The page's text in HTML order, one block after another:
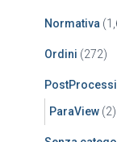
Normativa
Ordini (272)
ParaView (2)